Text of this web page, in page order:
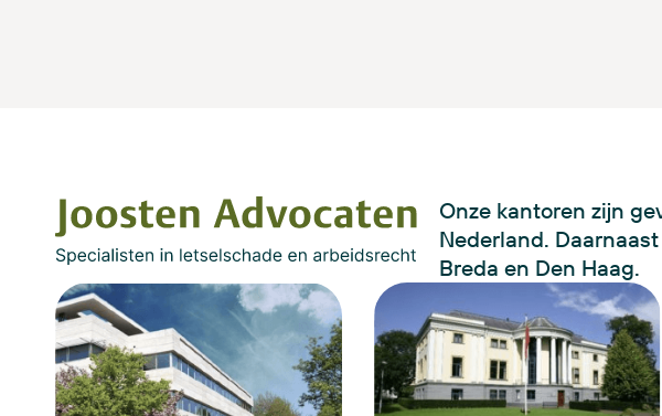
Onze kantoren zijn
Nederland.
Breda en Den Haag.